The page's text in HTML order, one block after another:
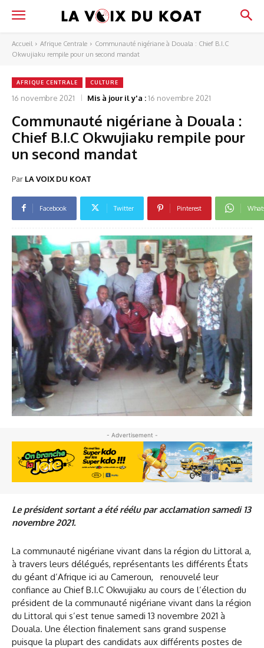
Accueil Afrique Centrale
Communauté nigériane à Douala : Chief B.I.C
Okwujiaku rempile pour un second mandat
AFRIQUE CENTRALE CULTURE
16 novembre 2021 Mis à jour il y'a :16 novembre 2021
Communauté nigériane à Douala :
Chief B.I.C Okwujiaku rempile pour
un second mandat
Par LA VOIX DU KOAT
Facebook Twitter Pinterest
- Advertisement -
Le président sortant a été réélu par acclamation samedi 13
novembre 2021.
La communauté nigériane vivant dans la région du Littoral a,
à travers leurs délégués, représentants les différents États
du géant d’Afrique ici au Cameroun, renouvelé leur
confiance au Chief B.I.C Okwujiaku au cours de l’élection du
président de la communauté nigériane vivant dans la région
du Littoral qui s’est tenue samedi 13 novembre 2021 à
Douala. Une élection finalement sans grand suspense
puisque la plupart des candidats aux différents postes de